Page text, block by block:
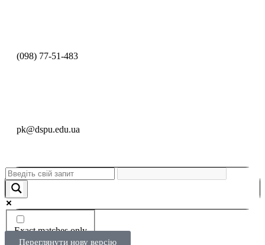
(098) 77-51-483
pk@dspu.edu.ua
Exact matches only
Переглянути нову версію